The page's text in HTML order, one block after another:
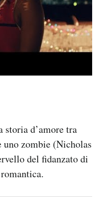
storia d’amore tra
uno zombie (Nicholas
del fidanzato di